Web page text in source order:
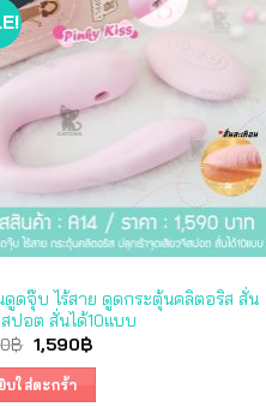
ดูดจุ๊บ ไร้สาย ดูดกระตุ้นคลิตอริส สั่น
ปอต สั่นได้10แบบ
฿ Original
price
was:
1,990฿.
1,590฿Current
บใส่ตะกร้า